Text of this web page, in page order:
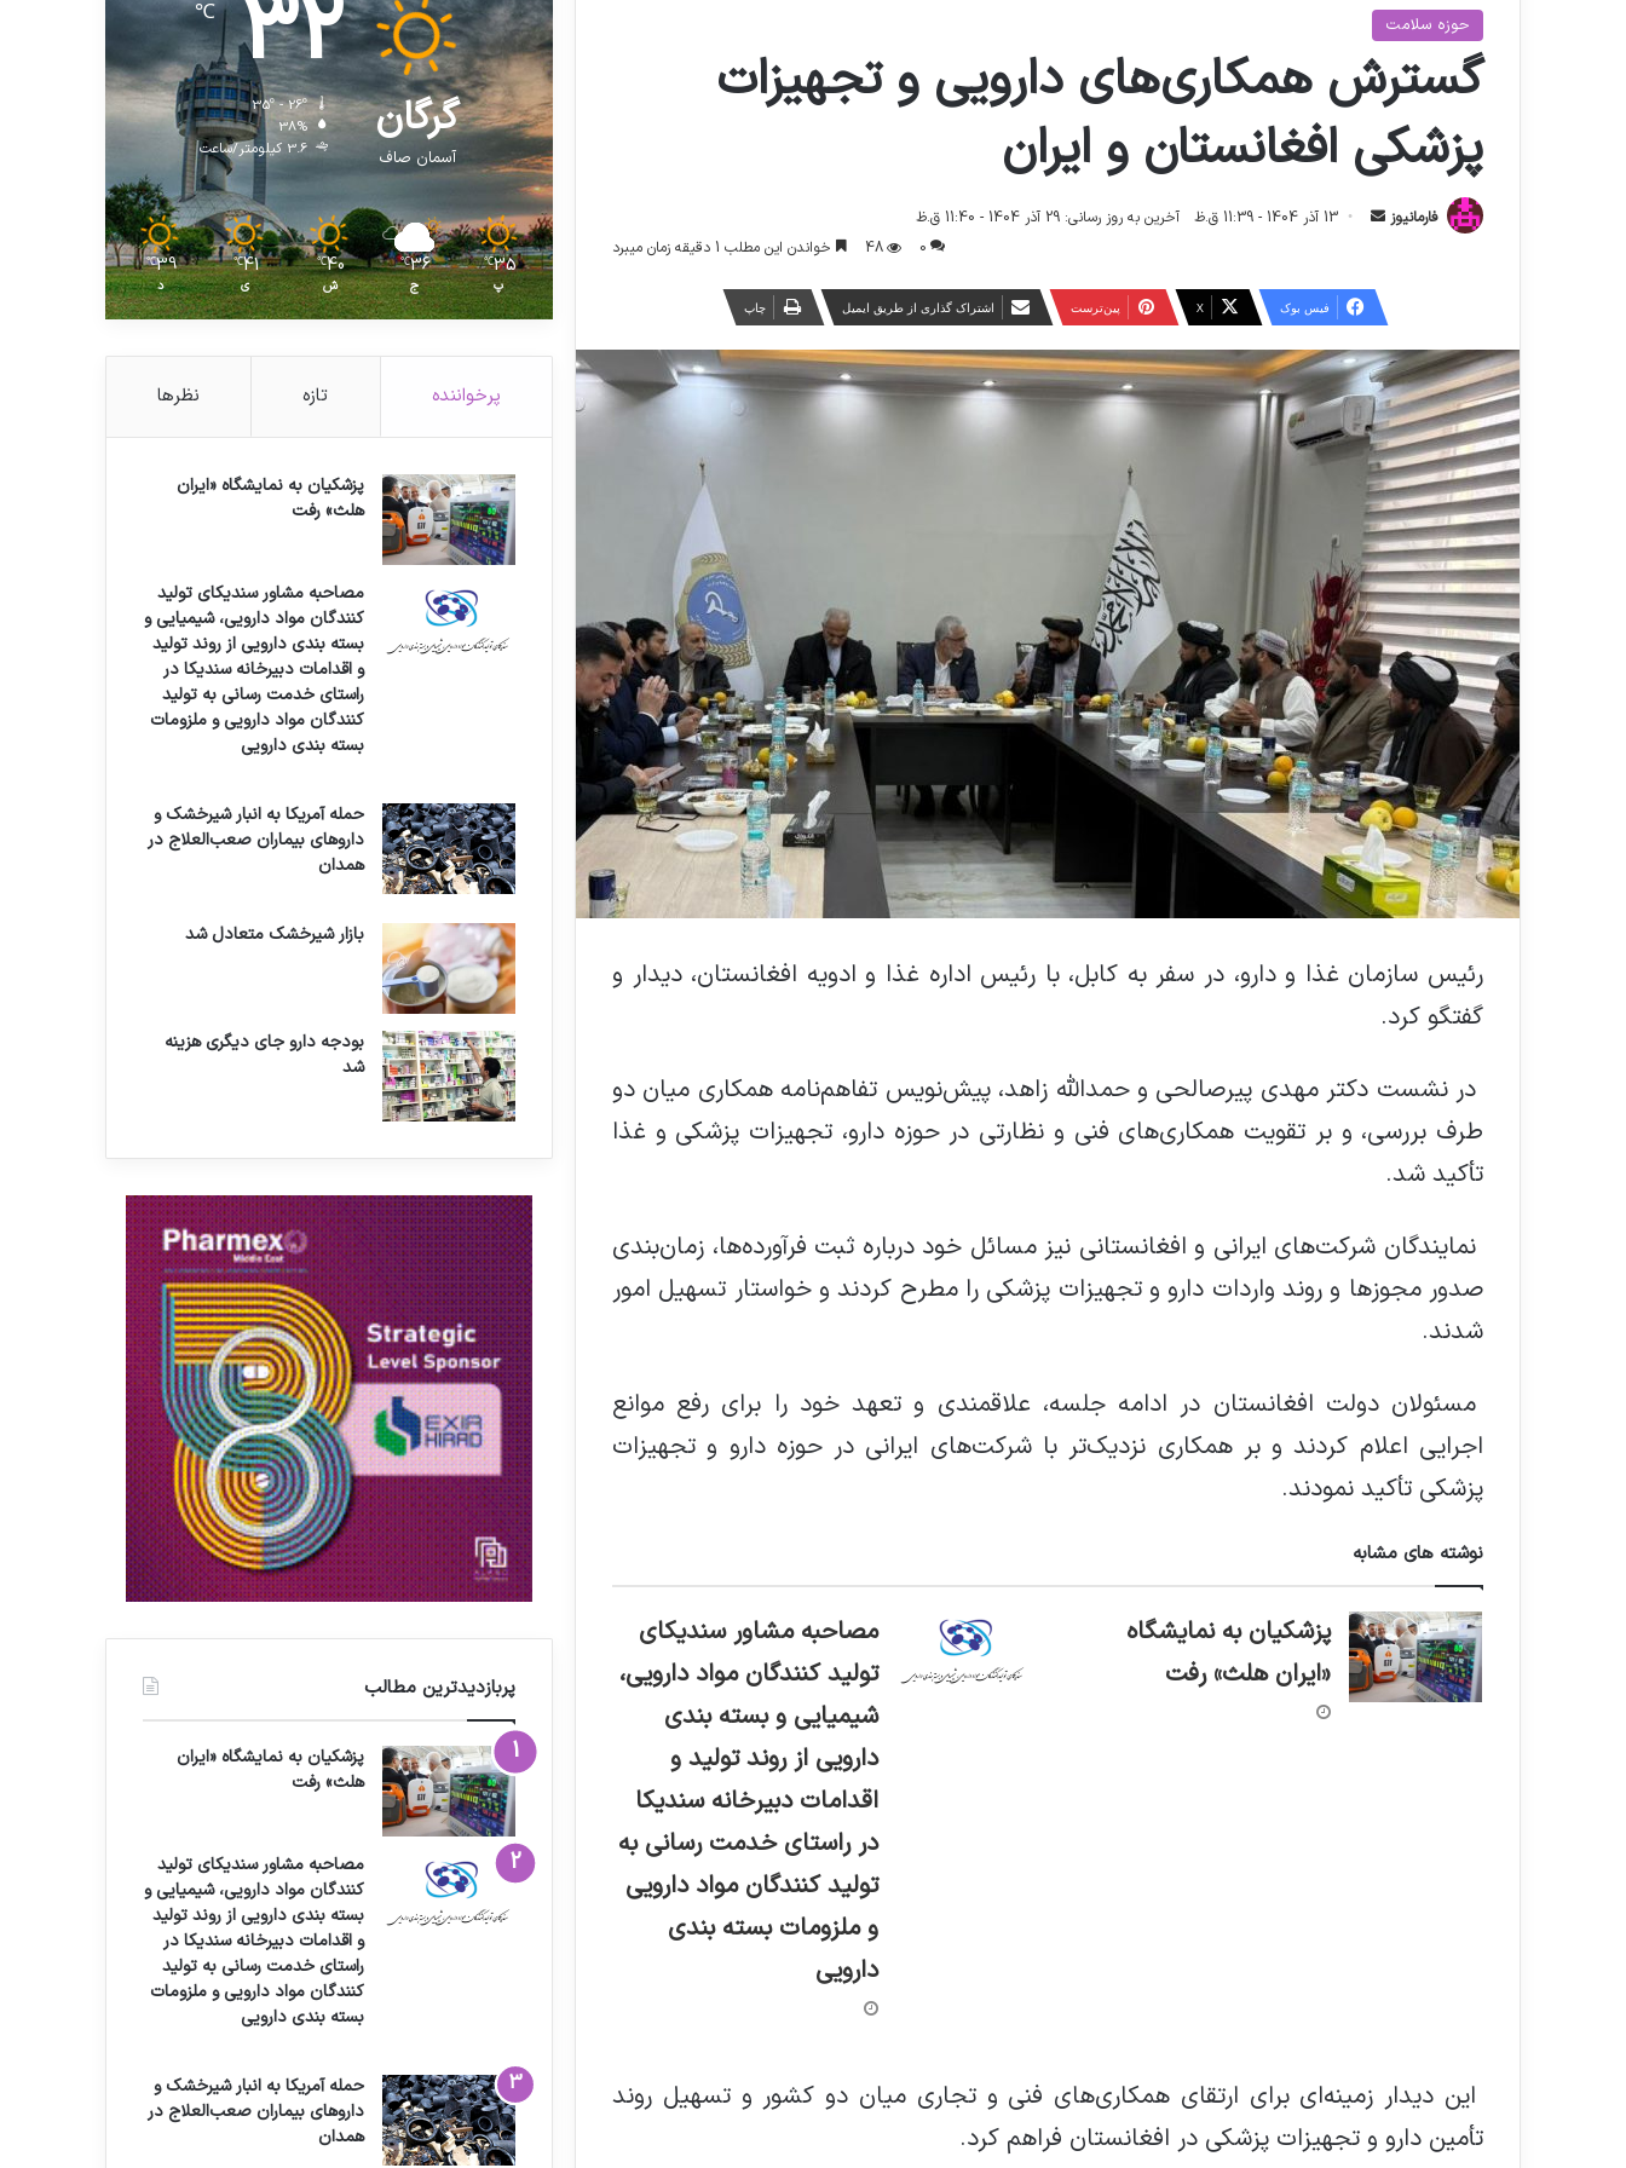
حوزه سلامت
گسترش همکاری‌های دارویی و تجهیزات
پزشکی افغانستان و ایران
فارمانیوز
ا
ی
م
ی
ل
13 آذر 1404 - 11:39 ق.ظ
آخرین به روز رسانی: 29 آذر 1404 - 11:40 ق.ظ
0
48 خواندن این مطلب 1 دقیقه زمان میبرد
فیس بوک X ‫پین‌ترست اشتراک گذاری از طریق ایمیل چاپ
رئیس سازمان غذا و دارو، در سفر به کابل، با رئیس اداره غذا و ادویه افغانستان، دیدار و
گفتگو کرد.
در نشست دکتر مهدی پیرصالحی و حمدالله زاهد، پیش‌نویس تفاهم‌نامه همکاری میان دو
طرف بررسی، و بر تقویت همکاری‌های فنی و نظارتی در حوزه دارو، تجهیزات پزشکی و غذا
تأکید شد.
نمایندگان شرکت‌های ایرانی و افغانستانی نیز مسائل خود درباره ثبت فرآورده‌ها، زمان‌بندی
صدور مجوزها و روند واردات دارو و تجهیزات پزشکی را مطرح کردند و خواستار تسهیل امور
شدند.
مسئولان دولت افغانستان در ادامه جلسه، علاقمندی و تعهد خود را برای رفع موانع
اجرایی اعلام کردند و بر همکاری نزدیک‌تر با شرکت‌های ایرانی در حوزه دارو و تجهیزات
پزشکی تأکید نمودند.
نوشته های مشابه
پزشکیان به نمایشگاه
«ایران هلث» رفت
مصاحبه مشاور سندیکای
تولید کنندگان مواد دارویی،
شیمیایی و بسته بندی
دارویی از روند تولید و
اقدامات دبیرخانه سندیکا
در راستای خدمت رسانی به
تولید کنندگان مواد دارویی
و ملزومات بسته بندی
دارویی
این دیدار زمینه‌ای برای ارتقای همکاری‌های فنی و تجاری میان دو کشور و تسهیل روند
تأمین دارو و تجهیزات پزشکی در افغانستان فراهم کرد.
گرگان
آسمان صاف
32
℃
35º - 26º
38%
3.6 کیلومتر/ساعت
35
℃
پ
36
℃
ج
40
℃
ش
41
℃
ی
39
℃
د
پرخواننده تازه نظرها
پزشکیان به نمایشگاه «ایران
هلث» رفت
مصاحبه مشاور سندیکای تولید
کنندگان مواد دارویی، شیمیایی و
بسته بندی دارویی از روند تولید
و اقدامات دبیرخانه سندیکا در
راستای خدمت رسانی به تولید
کنندگان مواد دارویی و ملزومات
بسته بندی دارویی
حمله آمریکا به انبار شیرخشک و
داروهای بیماران صعب‌العلاج در
همدان
بازار شیرخشک متعادل شد
بودجه دارو جای دیگری هزینه
شد
پربازدیدترین مطالب
پزشکیان به نمایشگاه «ایران
هلث» رفت
مصاحبه مشاور سندیکای تولید
کنندگان مواد دارویی، شیمیایی و
بسته بندی دارویی از روند تولید
و اقدامات دبیرخانه سندیکا در
راستای خدمت رسانی به تولید
کنندگان مواد دارویی و ملزومات
بسته بندی دارویی
حمله آمریکا به انبار شیرخشک و
داروهای بیماران صعب‌العلاج در
همدان